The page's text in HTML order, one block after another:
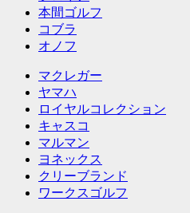
本間ゴルフ
コブラ
オノフ
マクレガー
ヤマハ
ロイヤルコレクション
キャスコ
マルマン
ヨネックス
クリーブランド
ワークスゴルフ